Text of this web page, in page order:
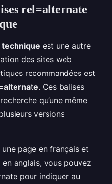
rel=alternate
technique est une autre
des sites web
recommandées est
. Ces balises
qu’une même
versions
page en français et
anglais, vous pouvez
pour indiquer au